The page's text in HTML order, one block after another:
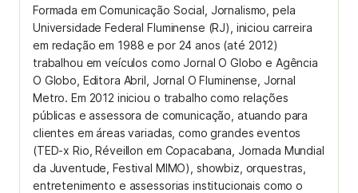
Formada em Comunicação Social, Jornalismo, pela
Universidade Federal Fluminense (RJ), iniciou carreira
em redação em 1988 e por 24 anos (até 2012)
trabalhou em veículos como Jornal O Globo e Agência
O Globo, Editora Abril, Jornal O Fluminense, Jornal
Metro. Em 2012 iniciou o trabalho como relações
públicas e assessora de comunicação, atuando para
clientes em áreas variadas, como grandes eventos
(TED-x Rio, Réveillon em Copacabana, Jornada Mundial
da Juventude, Festival MIMO), showbiz, orquestras,
entretenimento e assessorias institucionais como o